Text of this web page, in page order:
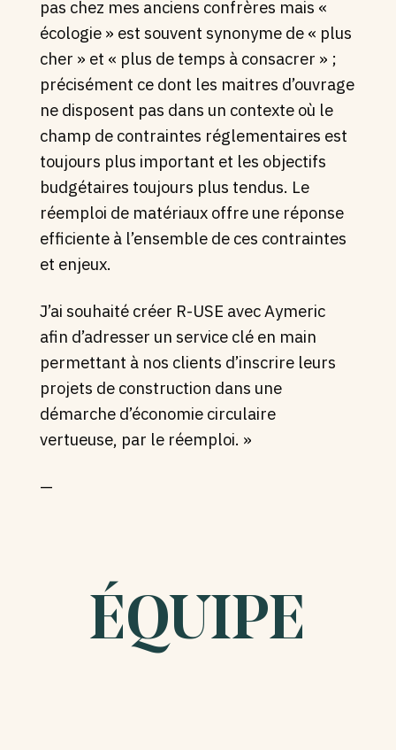
pas chez mes anciens confrères mais «
écologie » est souvent synonyme de « plus
cher » et « plus de temps à consacrer » ;
précisément ce dont les maitres d’ouvrage
ne disposent pas dans un contexte où le
champ de contraintes réglementaires est
toujours plus important et les objectifs
budgétaires toujours plus tendus. Le
réemploi de matériaux offre une réponse
efficiente à l’ensemble de ces contraintes
et enjeux.
J’ai souhaité créer R-USE avec Aymeric
afin d’adresser un service clé en main
permettant à nos clients d’inscrire leurs
projets de construction dans une
démarche d’économie circulaire
vertueuse, par le réemploi. »
—
ÉQUIPE